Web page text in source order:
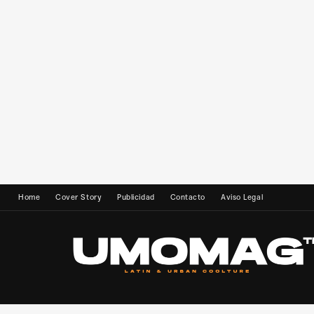
Home Cover Story Publicidad Contacto Aviso Legal